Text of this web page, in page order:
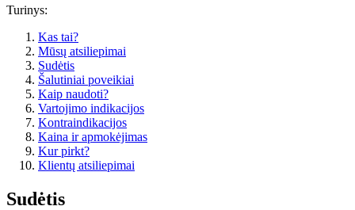
Turinys:
Kas tai?
Mūsų atsiliepimai
Sudėtis
Šalutiniai poveikiai
Kaip naudoti?
Vartojimo indikacijos
Kontraindikacijos
Kaina ir apmokėjimas
Kur pirkt?
Klientų atsiliepimai
Sudėtis